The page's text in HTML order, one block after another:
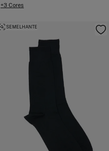
+3 Cores
SEMELHANTE